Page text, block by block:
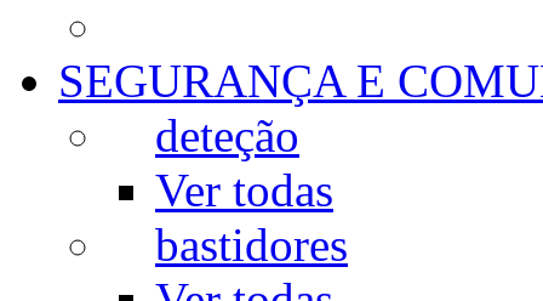
SEGURANÇA E
deteção
Ver todas
bastidores